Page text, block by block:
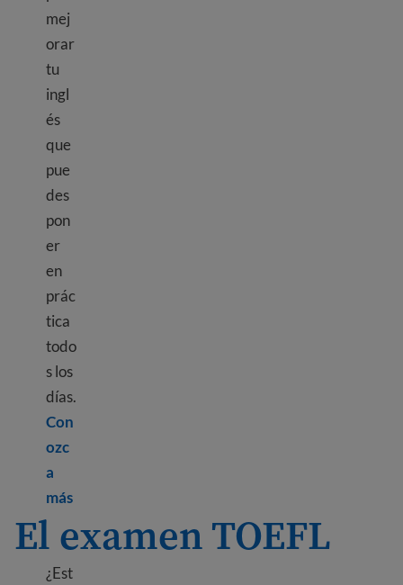
mej
orar
tu
ingl
és
que
pue
des
pon
er
en
prác
tica
todo
s los
días.
Con
ozc
a
másLearn more about Tips to get better at speaking
El examen TOEFL
¿Est